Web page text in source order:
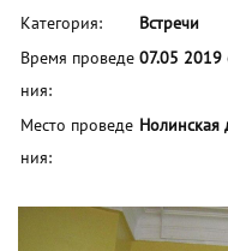
Категория:
Встречи
Время проведе
ния:
07.05 2019
Место проведе
ния:
Нолинская